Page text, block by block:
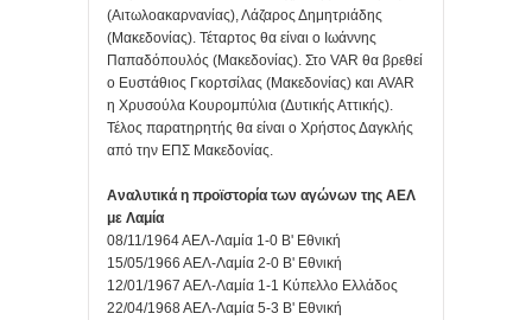
(Αιτωλοακαρνανίας), Λάζαρος Δημητριάδης
(Μακεδονίας). Τέταρτος θα είναι ο Ιωάννης
Παπαδόπουλός (Μακεδονίας). Στο VAR θα βρεθεί
ο Ευστάθιος Γκορτσίλας (Μακεδονίας) και AVAR
η Χρυσούλα Κουρομπύλια (Δυτικής Αττικής).
Τέλος παρατηρητής θα είναι ο Χρήστος Δαγκλής
από την ΕΠΣ Μακεδονίας.
Αναλυτικά η προϊστορία των αγώνων της ΑΕΛ
με Λαμία
08/11/1964 ΑΕΛ-Λαμία 1-0 Β' Εθνική
15/05/1966 ΑΕΛ-Λαμία 2-0 Β' Εθνική
12/01/1967 ΑΕΛ-Λαμία 1-1 Κύπελλο Ελλάδος
22/04/1968 ΑΕΛ-Λαμία 5-3 Β' Εθνική